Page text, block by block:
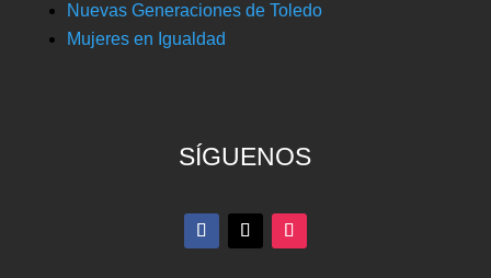
Nuevas Generaciones de Toledo
Mujeres en Igualdad
SÍGUENOS